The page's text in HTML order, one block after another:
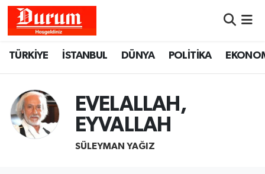
TÜRKİYE İSTANBUL DÜNYA POLİTİKA
EVELALLAH,
EYVALLAH
SÜLEYMAN YAĞIZ
Hava Durumu
Namaz Vakitleri
Trafik Durumu